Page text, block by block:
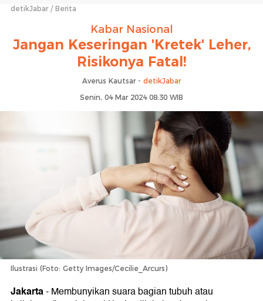
detikJabar Berita
Kabar Nasional
Jangan Keseringan 'Kretek' Leher,
Risikonya Fatal!
Averus Kautsar - detikJabar
Senin, 04 Mar 2024 08:30 WIB
Ilustrasi (Foto: Getty Images/Cecilie_Arcurs)
Jakarta-Membunyikan suara bagian tubuh atau